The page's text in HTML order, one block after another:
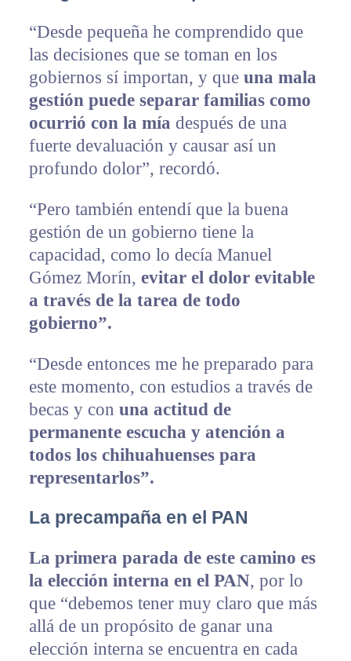
“Desde pequeña he comprendido que
las decisiones que se toman en los
gobiernos sí importan, y que una mala
gestión puede separar familias como
ocurrió con la mía después de una
fuerte devaluación y causar así un
profundo dolor”, recordó.
“Pero también entendí que la buena
gestión de un gobierno tiene la
capacidad, como lo decía Manuel
Gómez Morín, evitar el dolor evitable
a través de la tarea de todo
gobierno”.
“Desde entonces me he preparado para
este momento, con estudios a través de
becas y con una actitud de
permanente escucha y atención a
todos los chihuahuenses para
representarlos”.
La precampaña en el PAN
La primera parada de este camino es
la elección interna en el PAN, por lo
que “debemos tener muy claro que más
allá de un propósito de ganar una
elección interna se encuentra en cada